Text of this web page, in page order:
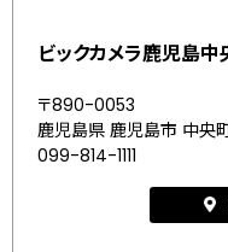
ビックカメラ鹿児島
〒890-0053
鹿児島県 鹿児島市 中央
099-814-1111